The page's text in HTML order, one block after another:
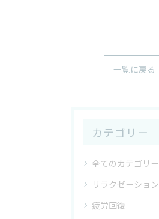
一覧に戻る
カテゴリー
全てのカテゴリー
リラクゼーション
疲労回復